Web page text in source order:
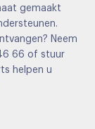
gemaakt
Neem
66 of stuur
helpen u